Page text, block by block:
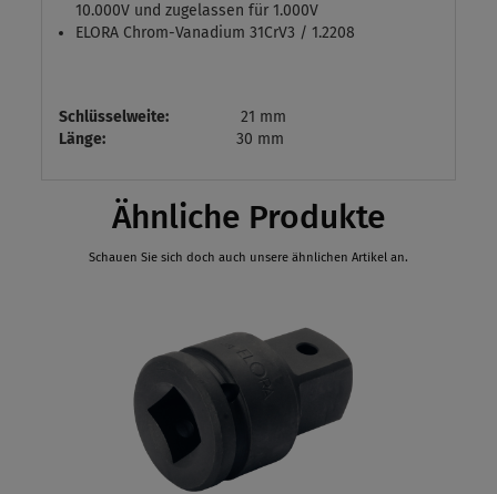
10.000V und zugelassen für 1.000V
ELORA Chrom-Vanadium 31CrV3 / 1.2208
Schlüsselweite:
21 mm
Länge:
30 mm
Ähnliche Produkte
Schauen Sie sich doch auch unsere ähnlichen Artikel an.